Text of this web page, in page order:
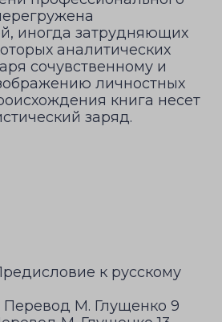
иногда затрудняющих
аналитических
сочувственному и
личностных
книга несет
заряд.
к русскому
Перевод М. Глущенко 9